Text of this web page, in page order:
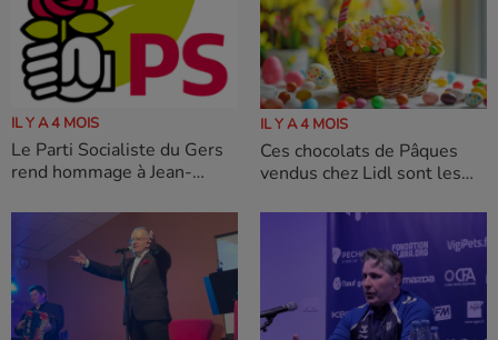
IL Y A 4 MOIS
Le Parti Socialiste du Gers
rend hommage à Jean-
maire de Lombez
IL Y A 4 MOIS
Ces chocolats de Pâques
vendus chez Lidl sont les
choisir